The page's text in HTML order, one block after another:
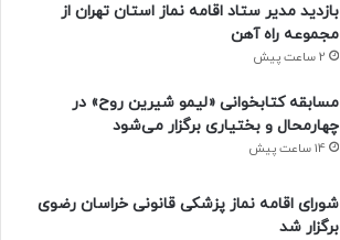
بازدید مدیر ستاد اقامه نماز استان تهران از
مجموعه راه آهن
2 ساعت پیش
مسابقه کتابخوانی «لیمو شیرین روح» در
چهارمحال و بختیاری برگزار می‌شود
14 ساعت پیش
شورای اقامه نماز پزشکی قانونی خراسان رضوی
برگزار شد